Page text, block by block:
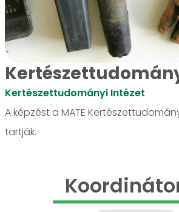
Kertészettudományi Intézet
A képzést a MATE
tartják.